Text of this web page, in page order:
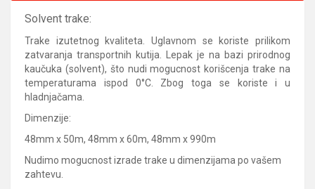
Solvent trake:
Trake izutetnog kvaliteta. Uglavnom se koriste prilikom
zatvaranja transportnih kutija. Lepak je na bazi prirodnog
kaučuka (solvent), što nudi mogucnost korišcenja trake na
temperaturama ispod 0°C. Zbog toga se koriste i u
hladnjačama.
Dimenzije:
48mm x 50m, 48mm x 60m, 48mm x 990m
Nudimo mogucnost izrade trake u dimenzijama po vašem
zahtevu.